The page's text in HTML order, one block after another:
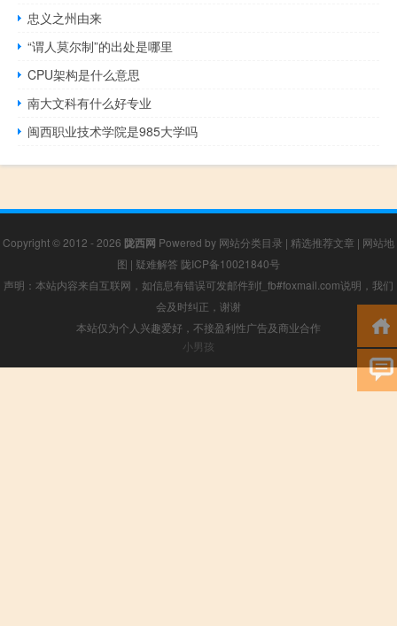
忠义之州由来
“谓人莫尔制”的出处是哪里
CPU架构是什么意思
南大文科有什么好专业
闽西职业技术学院是985大学吗
Copyright © 2012 - 2026 陇西网 Powered by 网站分类目录 | 精选推荐文章 | 网站地
图 | 疑难解答 陇ICP备10021840号
声明：本站内容来自互联网，如信息有错误可发邮件到f_fb#foxmail.com说明，我们
会及时纠正，谢谢
本站仅为个人兴趣爱好，不接盈利性广告及商业合作
小男孩